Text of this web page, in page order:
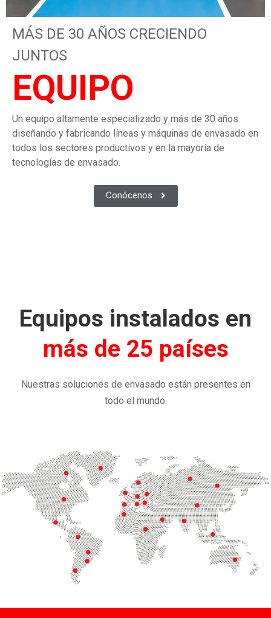
MÁS DE 30 AÑOS CRECIENDO
JUNTOS
EQUIPO
Un equipo altamente especializado y más de 30 años
diseñando y fabricando líneas y máquinas de envasado en
todos los sectores productivos y en la mayoría de
tecnologías de envasado.
Conócenos
Equipos instalados en
más de 25 países
Nuestras soluciones de envasado están presentes en
todo el mundo.